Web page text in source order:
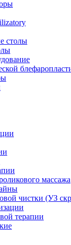
столы
массажа
чистки (УЗ
терапии